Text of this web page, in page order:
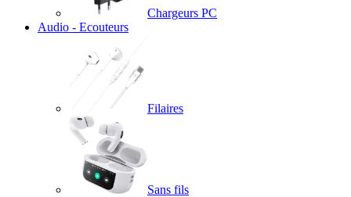
Chargeurs PC
Audio - Ecouteurs
Filaires
Sans fils